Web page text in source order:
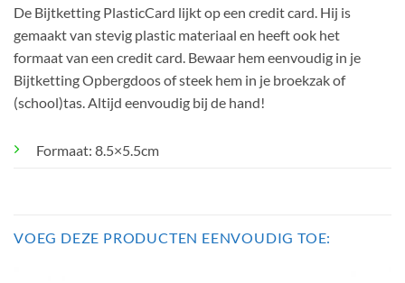
De Bijtketting PlasticCard lijkt op een credit card. Hij is
gemaakt van stevig plastic materiaal en heeft ook het
formaat van een credit card. Bewaar hem eenvoudig in je
Bijtketting Opbergdoos of steek hem in je broekzak of
(school)tas. Altijd eenvoudig bij de hand!
Formaat: 8.5×5.5cm
VOEG DEZE PRODUCTEN EENVOUDIG TOE: